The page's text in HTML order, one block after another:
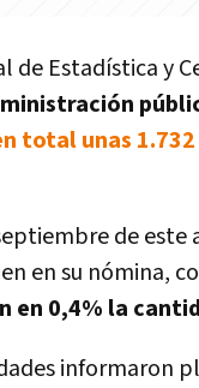
Estadística y
total unas
de
en su nómina,
en 0,4% la
informaron